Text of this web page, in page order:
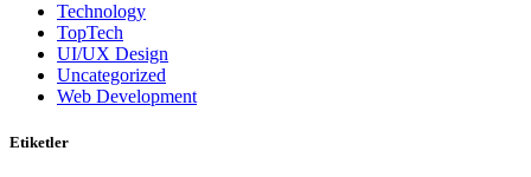
Technology
TopTech
UI/UX Design
Uncategorized
Web Development
Etiketler